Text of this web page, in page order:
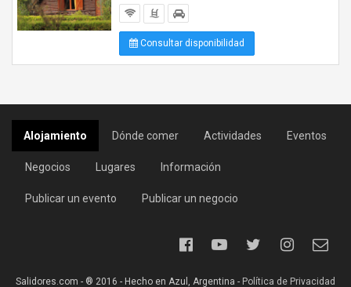
Consultar disponibilidad
Alojamiento Dónde comer Actividades Eventos
Negocios Lugares Información
Publicar un evento Publicar un negocio
Salidores.com - ® 2016 - Hecho en Azul, Argentina - Política de Privacidad